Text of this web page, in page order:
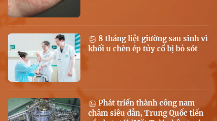
8 tháng liệt giường sau sinh vì
khối u chèn ép tủy cổ bị bỏ sót
Phát triển thành công nam
châm siêu dẫn, Trung Quốc tiến